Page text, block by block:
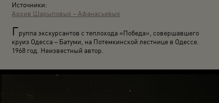
Источники:
Архив Шарыповых – Афанасьевых
Группа экскурсантов с теплохода «Победа», совершавшего
круиз Одесса – Батуми, на Потемкинской лестнице в Одессе.
1968 год. Неизвестный автор.